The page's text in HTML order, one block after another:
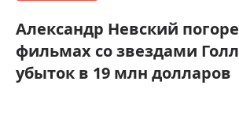
Александр Невский
фильмах со звездами
убыток в 19 млн долларов